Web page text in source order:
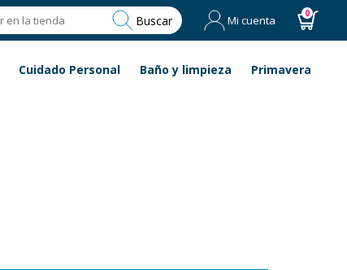
Buscar Mi cuenta 0
Cuidado Personal Baño y limpieza Primavera